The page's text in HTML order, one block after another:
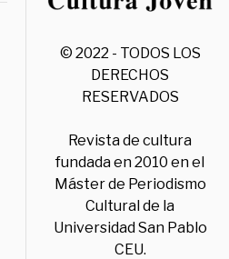
© 2022 - TODOS LOS
DERECHOS
RESERVADOS
Revista de cultura
fundada en 2010 en el
Máster de Periodismo
Cultural de la
Universidad San Pablo
CEU.